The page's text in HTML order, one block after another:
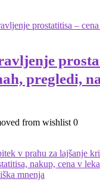
pregledi,
from wishlist 0